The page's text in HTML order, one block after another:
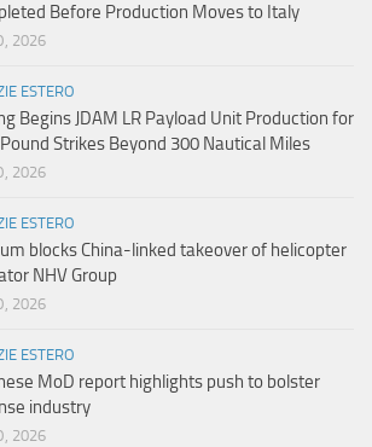
Before Production Moves to Italy
2026
ESTERO
Begins JDAM LR Payload Unit Production for
Strikes Beyond 300 Nautical Miles
2026
ESTERO
blocks China-linked takeover of helicopter
NHV Group
2026
ESTERO
MoD report highlights push to bolster
industry
2026